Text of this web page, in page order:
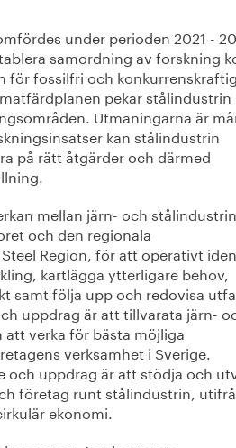
under perioden 2021 -
samordning av forskning
för fossilfri och konkurrenskraftig
pekar stålindustrin
Utmaningarna är
kan stålindustrin
på rätt åtgärder och därmed
mellan järn- och
och den regionala
Region, för att operativt
kartlägga ytterligare behov,
samt följa upp och redovisa
uppdrag är att tillvarata järn-
verka för bästa möjliga
verksamhet i Sverige.
och uppdrag är att stödja och
företag runt stålindustrin,
ekonomi.